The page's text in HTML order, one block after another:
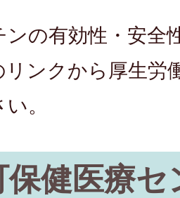
ンの有効性・安全
リンクから厚生労
。
保健医療